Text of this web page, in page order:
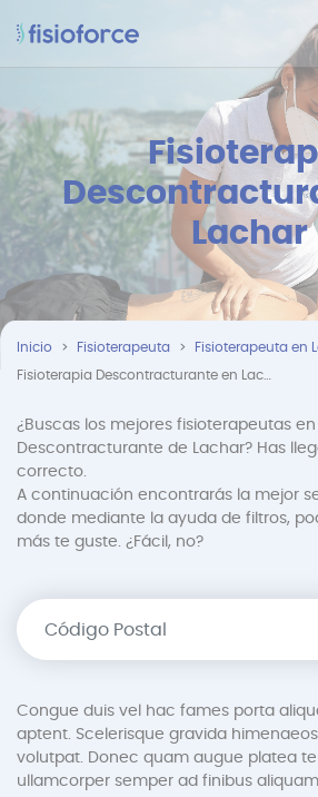
Lachar
Inicio Fisioterapeuta Fisioterapeuta en
¿Buscas los mejores fisioterapeutas
Descontracturante de Lachar? Has
correcto.
A continuación encontrarás la mejor
donde mediante la ayuda de filtros,
más te guste. ¿Fácil, no?
Congue duis vel hac fames porta
aptent. Scelerisque gravida
volutpat. Donec quam augue platea
ullamcorper semper ad finibus